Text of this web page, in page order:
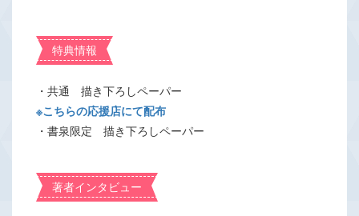
特典情報
・共通 描き下ろしペーパー
※こちらの応援店にて配布
・書泉限定 描き下ろしペーパー
著者インタビュー